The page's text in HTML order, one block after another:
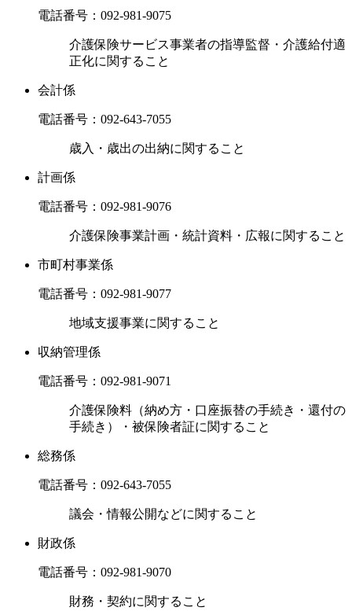
電話番号： 092-981-9075
介護保険サービス事業者の指導監督・介護給付適
正化に関すること
会計係
電話番号： 092-643-7055
歳入・歳出の出納に関すること
計画係
電話番号： 092-981-9076
介護保険事業計画・統計資料・広報に関すること
市町村事業係
電話番号： 092-981-9077
地域支援事業に関すること
収納管理係
電話番号： 092-981-9071
介護保険料（納め方・口座振替の手続き・還付の
手続き）・被保険者証に関すること
総務係
電話番号： 092-643-7055
議会・情報公開などに関すること
財政係
電話番号： 092-981-9070
財務・契約に関すること